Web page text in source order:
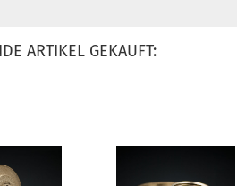
ARTIKEL GEKAUFT: